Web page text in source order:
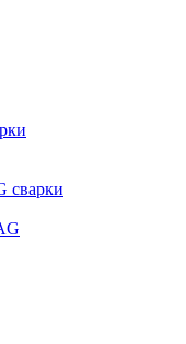
сварки